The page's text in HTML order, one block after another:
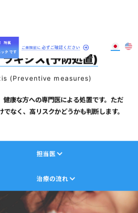
キシス(予防処置)
(Preventive measures)
健康な方への専門医による処置です。ただ
なく、高リスクかどうかも判断します。
担当医
治療の流れ